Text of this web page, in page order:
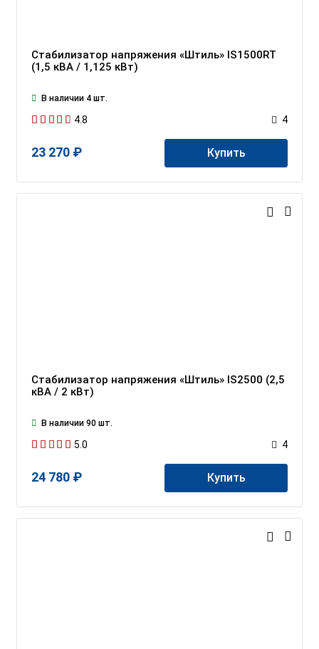
Стабилизатор напряжения «Штиль» IS1500RT
(1,5 кВА / 1,125 кВт)
В наличии 4 шт.
4.8 4
23 270 ₽ Купить
Стабилизатор напряжения «Штиль» IS2500 (2,5
кВА / 2 кВт)
В наличии 90 шт.
5.0 4
24 780 ₽ Купить